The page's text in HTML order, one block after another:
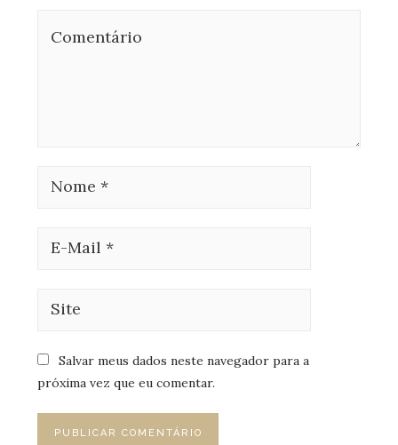
Salvar meus dados neste navegador para a
próxima vez que eu comentar.